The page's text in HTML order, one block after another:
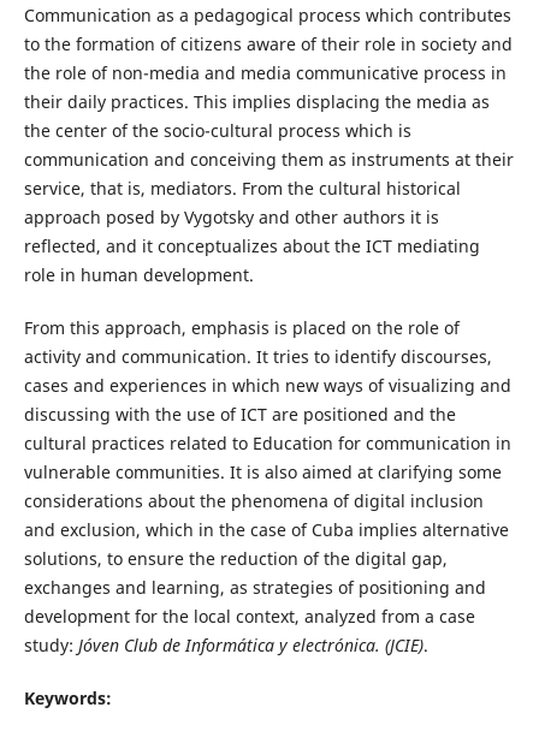
Communication as a pedagogical process which contributes
to the formation of citizens aware of their role in society and
the role of non-media and media communicative process in
their daily practices. This implies displacing the media as
the center of the socio-cultural process which is
communication and conceiving them as instruments at their
service, that is, mediators. From the cultural historical
approach posed by Vygotsky and other authors it is
reflected, and it conceptualizes about the ICT mediating
role in human development.
From this approach, emphasis is placed on the role of
activity and communication. It tries to identify discourses,
cases and experiences in which new ways of visualizing and
discussing with the use of ICT are positioned and the
cultural practices related to Education for communication in
vulnerable communities. It is also aimed at clarifying some
considerations about the phenomena of digital inclusion
and exclusion, which in the case of Cuba implies alternative
solutions, to ensure the reduction of the digital gap,
exchanges and learning, as strategies of positioning and
development for the local context, analyzed from a case
study: Jóven Club de Informática y electrónica. (JCIE).
Keywords: